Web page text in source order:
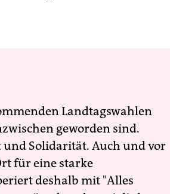
Landtagswahlen
geworden sind.
und Solidarität. Auch und vor
für eine starke
deshalb mit "Alles